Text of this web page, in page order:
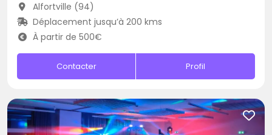
Alfortville (94)
Déplacement jusqu’à 200 kms
À partir de 500€
Contacter Profil